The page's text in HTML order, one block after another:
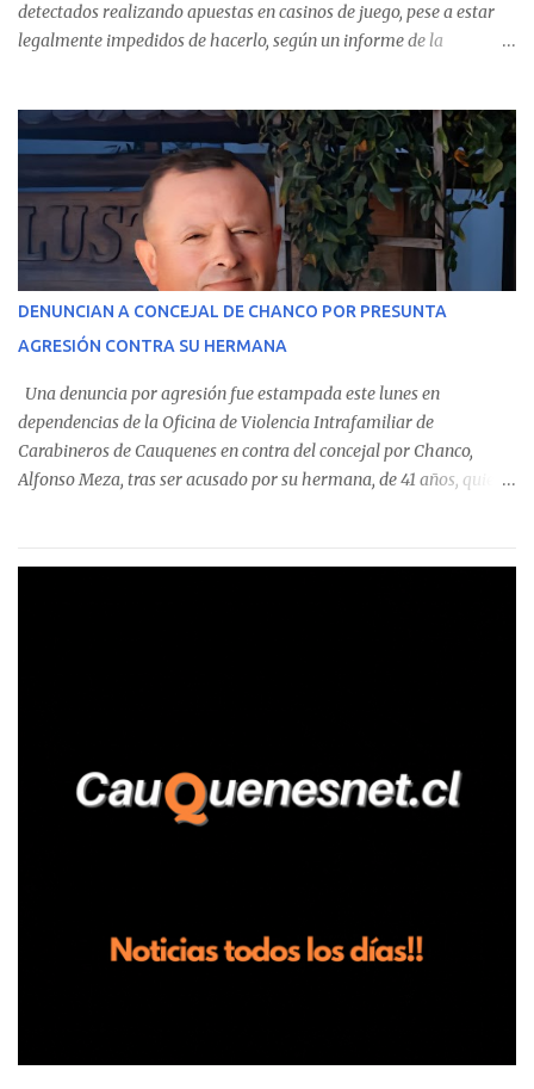
detectados realizando apuestas en casinos de juego, pese a estar
legalmente impedidos de hacerlo, según un informe de la
estableció que estos funcionarios —quienes administran o
custodian fondos públicos— efectuaron transacciones por un
monto total de $116.075.918 entre enero de 2024 y junio de 2025.
En el detalle regional, se indica que en la comuna de Cauquenes se
identificó a cuatro funcionarios involucrados en este tipo de
operaciones. Asimismo, se precisa que uno de los casos
corresponde a un funcionario de la Municipalidad de Chanco,
detectaron incumplimientos a la normativa vigente. El informe
precisa que la mayor cantidad de dinero apostado se registró en
Talca, donde...
DENUNCIAN A CONCEJAL DE CHANCO POR PRESUNTA
AGRESIÓN CONTRA SU HERMANA
Una denuncia por agresión fue estampada este lunes en
dependencias de la Oficina de Violencia Intrafamiliar de
Carabineros de Cauquenes en contra del concejal por Chanco,
Alfonso Meza, tras ser acusado por su hermana, de 41 años, quien
relató que los hechos ocurrieron cerca de las 11:30 horas en el
trabajadores, el edil descendió del vehículo y, en medio de la
confrontación, la habría tomado de los hombros, empujado al
suelo y agredido con golpes de pies y manos, mientr...